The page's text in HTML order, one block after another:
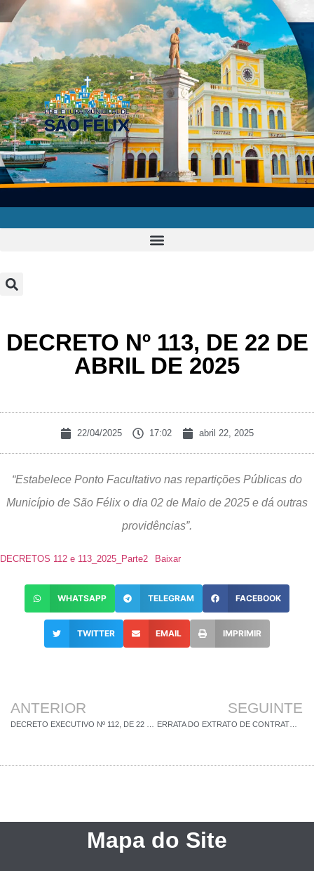
DECRETO Nº 113, DE 22 DE
ABRIL DE 2025
22/04/2025 17:02 abril 22, 2025
“Estabelece Ponto Facultativo nas repartições Públicas do
Município de São Félix o dia 02 de Maio de 2025 e dá outras
providências”.
DECRETOS 112 e 113_2025_Parte2 Baixar
WHATSAPP TELEGRAM FACEBOOK
TWITTER EMAIL IMPRIMIR
ANTERIOR SEGUINTE
ERRATA DO EXTRATO DE CONTRATO Nº 047/2025
Mapa do Site